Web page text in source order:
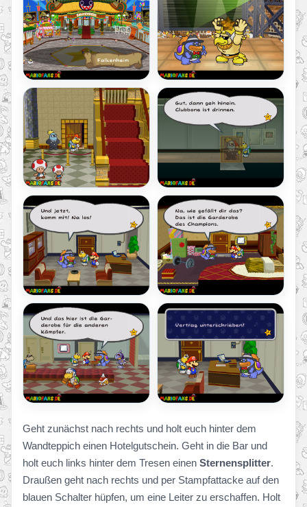
Geht zunächst nach rechts und holt euch hinter dem
Wandteppich einen Hotelgutschein. Geht in die Bar und
holt euch links hinter dem Tresen einen Sternensplitter.
Draußen geht nach rechts und per Stampfattacke auf den
blauen Schalter hüpfen, um eine Leiter zu erschaffen. Holt